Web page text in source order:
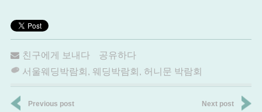
친구에게 보내다
공유하다
서울웨딩박람회, 웨딩박람회, 허니문 박람회
Previous post Next post